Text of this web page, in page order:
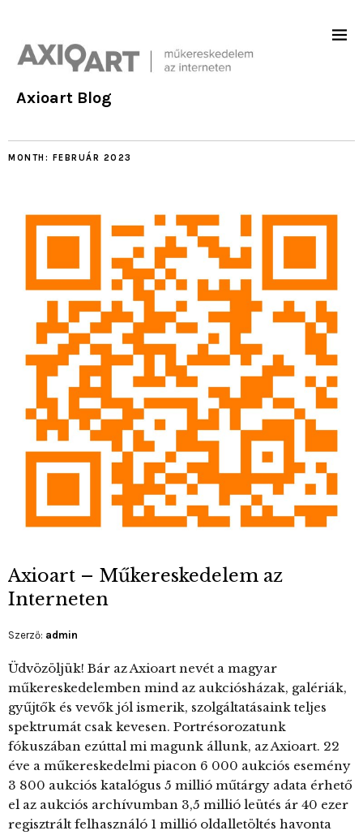
Axioart Blog
MONTH: FEBRUÁR 2023
Axioart – Műkereskedelem az
Interneten
Szerző: admin
Üdvözöljük! Bár az Axioart nevét a magyar
műkereskedelemben mind az aukciósházak, galériák,
gyűjtők és vevők jól ismerik, szolgáltatásaink teljes
spektrumát csak kevesen. Portrésorozatunk
fókuszában ezúttal mi magunk állunk, az Axioart. 22
éve a műkereskedelmi piacon 6 000 aukciós esemény
3 800 aukciós katalógus 5 millió műtárgy adata érhető
el az aukciós archívumban 3,5 millió leütés ár 40 ezer
regisztrált felhasználó 1 millió oldalletöltés havonta